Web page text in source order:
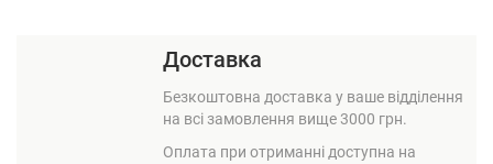
Доставка
Безкоштовна доставка у ваше відділення
на всі замовлення вище 3000 грн.
Оплата при отриманні доступна на